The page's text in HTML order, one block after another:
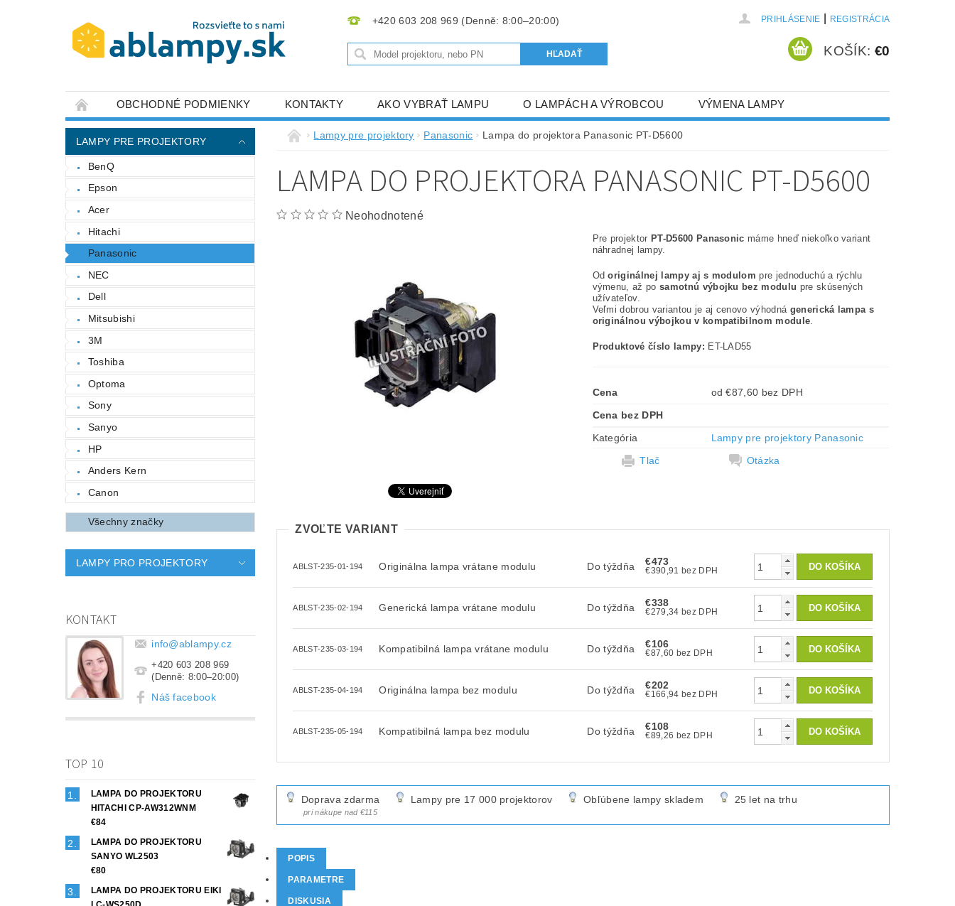
+420 603 208 969 PRIHLÁSENIE REGISTRÁCIA
KOŠÍK: €0
OBCHODNÉ PODMIENKY KONTAKTY AKO VYBRAŤ LAMPU O LAMPÁCH A VÝROBCOU VÝMENA LAMPY
LAMPY PRE PROJEKTORY
BenQ
Epson
Acer
Hitachi
Panasonic
NEC
Dell
Mitsubishi
3M
Toshiba
Optoma
Sony
Sanyo
HP
Anders Kern
Canon
Všechny značky
LAMPY PRO PROJEKTORY
KONTAKT
info@ablampy.cz
+420 603 208 969
(Denně: 8:00–20:00)
Náš facebook
TOP 10
LAMPA DO PROJEKTORU
HITACHI CP-AW312WNM
€84
LAMPA DO PROJEKTORU
SANYO WL2503
€80
LAMPA DO PROJEKTORU EIKI
Lampy pre projektory Panasonic Lampa do projektora Panasonic PT-D5600
LAMPA DO PROJEKTORA PANASONIC PT-D5600
Neohodnotené
Pre projektor PT-D5600 Panasonic máme hneď niekoľko variant
náhradnej lampy.
Odoriginálnej lampy aj s modulom pre jednoduchú a rýchlu
výmenu, až po samotnú výbojku bez modulu pre skúsených
užívateľov.
Veľmi dobrou variantou je aj cenovo výhodná generická lampa s
originálnou výbojkou v kompatibilnom module.
Produktové číslo lampy: ET-LAD55
Cena
od €87,60 bez DPH
Cena bez DPH
Kategória
Lampy pre projektory Panasonic
Tlač
Otázka
ZVOĽTE VARIANT
ABLST-235-01-194 Originálna lampa vrátane modulu Do týždňa €473
€390,91 bez DPH
ABLST-235-02-194 Generická lampa vrátane modulu Do týždňa €338
€279,34 bez DPH
ABLST-235-03-194 Kompatibilná lampa vrátane modulu Do týždňa €106
€87,60 bez DPH
ABLST-235-04-194 Originálna lampa bez modulu Do týždňa €202
€166,94 bez DPH
ABLST-235-05-194 Kompatibilná lampa bez modulu Do týždňa €108
€89,26 bez DPH
Doprava zdarma
pri nákupe nad €115
Lampy pre 17 000 projektorov Obľúbene lampy skladem 25 let na trhu
POPIS
PARAMETRE
DISKUSIA